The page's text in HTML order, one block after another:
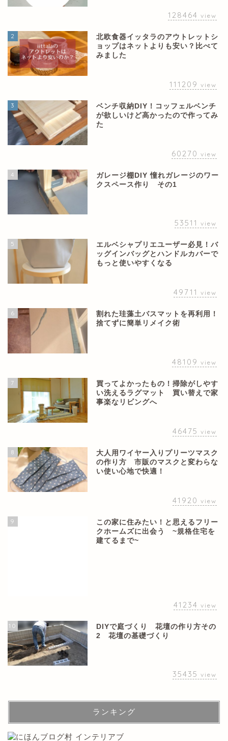
128464 view
2
北欧食器イッタラのアウトレットシ
ョップはネットよりも安い？比べて
みました
111209 view
3
ベンチ収納DIY！コッフェルベンチ
が欲しいけど高かったので作ってみ
た
60270 view
4
ガレージ棚DIY 憧れガレージのワー
クスペース作り その1
53511 view
5
エルベシャプリエユーザー必見！バ
ッグインバッグとハンドルカバーで
もっと使いやすくなる
49711 view
6
割れた珪藻土バスマットを再利用！
捨てずに簡単リメイク術
48109 view
7
買ってよかったもの！掃除がしやす
い洗えるラグマット 買い替えで家
事楽なリビングへ
46475 view
8
大人用ワイヤー入りプリーツマスク
の作り方 市販のマスクと変わらな
い使い心地で快適！
41920 view
9
この家に住みたい！と思えるフリー
クホームズに出会う ~規格住宅を
建てるまで~
41234 view
10
DIYで庭づくり 花壇の作り方その
2 花壇の基礎づくり
35435 view
ランキング